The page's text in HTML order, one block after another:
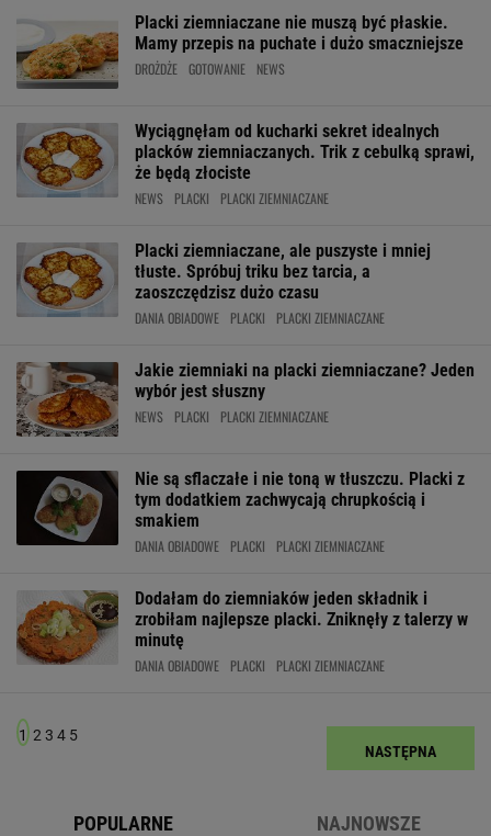
Placki ziemniaczane nie muszą być płaskie.
Mamy przepis na puchate i dużo smaczniejsze
DROŻDŻE GOTOWANIE NEWS
Wyciągnęłam od kucharki sekret idealnych
placków ziemniaczanych. Trik z cebulką sprawi,
że będą złociste
NEWS PLACKI PLACKI ZIEMNIACZANE
Placki ziemniaczane, ale puszyste i mniej
tłuste. Spróbuj triku bez tarcia, a
zaoszczędzisz dużo czasu
DANIA OBIADOWE PLACKI PLACKI ZIEMNIACZANE
Jakie ziemniaki na placki ziemniaczane? Jeden
wybór jest słuszny
NEWS PLACKI PLACKI ZIEMNIACZANE
Nie są sflaczałe i nie toną w tłuszczu. Placki z
tym dodatkiem zachwycają chrupkością i
smakiem
DANIA OBIADOWE PLACKI PLACKI ZIEMNIACZANE
Dodałam do ziemniaków jeden składnik i
zrobiłam najlepsze placki. Zniknęły z talerzy w
minutę
DANIA OBIADOWE PLACKI PLACKI ZIEMNIACZANE
1 2 3 4 5
NASTĘPNA
POPULARNE NAJNOWSZE